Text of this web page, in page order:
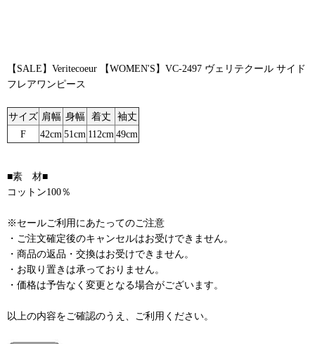
【SALE】Veritecoeur 【WOMEN'S】VC-2497 ヴェリテクール サイド
フレアワンピース
サイズ 肩幅 身幅 着丈
袖丈
F
42cm 51cm 112cm 49cm
■素 材■
コットン100％
※セールご利用にあたってのご注意
・ご注文確定後のキャンセルはお受けできません。
・商品の返品・交換はお受けできません。
・お取り置きは承っておりません。
・価格は予告なく変更となる場合がございます。
以上の内容をご確認のうえ、ご利用ください。